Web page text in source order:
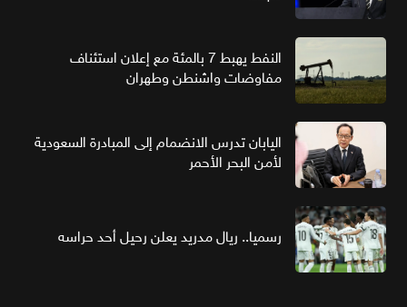
النفط يهبط 7 بالمئة مع إعلان استئناف
مفاوضات واشنطن وطهران
اليابان تدرس الانضمام إلى المبادرة السعودية
لأمن البحر الأحمر
رسميا.. ريال مدريد يعلن رحيل أحد حراسه